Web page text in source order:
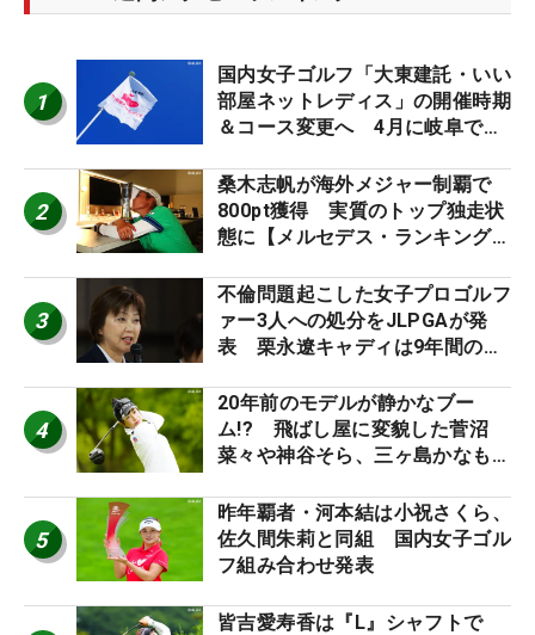
1
国内女子ゴルフ「大東建託・いい
部屋ネットレディス」の開催時期
＆コース変更へ 4月に岐阜で開
2
桑木志帆が海外メジャー制覇で
800pt獲得 実質のトップ独走状
態に【メルセデス・ランキング番
3
不倫問題起こした女子プロゴルフ
ァー3人への処分をJLPGAが発
表 栗永遼キャディは9年間の立
4
20年前のモデルが静かなブー
ム!? 飛ばし屋に変貌した菅沼
菜々や神谷そら、三ヶ島かなも使
ロたちの“飛ばしギア”】
5
昨年覇者・河本結は小祝さくら、
佐久間朱莉と同組 国内女子ゴル
フ組み合わせ発表
皆吉愛寿香は『L』シャフトで